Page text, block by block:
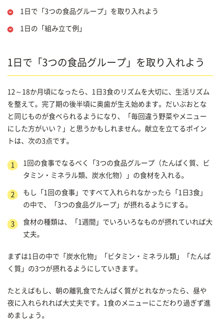
1日で「3つの食品グループ」を取り入れよう
1日の「組み立て例」
1日で「3つの食品グループ」を取り入れよう
12～18か月頃になったら、1日3食のリズムを大切に、生活リズム
を整えて。完了期の後半頃に奥歯が生え始めます。だいぶおとな
と同じものが食べられるようになり、「毎回違う野菜やメニュー
にした方がいい？」と思うかもしれません。献立を立てるポイン
トは、次の3点です。
1回の食事でなるべく「3つの食品グループ（たんぱく質、ビ
タミン・ミネラル類、炭水化物）」の食材を入れる。
もし「1回の食事」ですべて入れられなかったら「1日3食」
の中で、「3つの食品グループ」が摂れるようにする。
食材の種類は、「1週間」でいろいろなものが摂れていれば大
丈夫。
まずは1日の中で「炭水化物」「ビタミン・ミネラル類」「たんぱ
く質」の3つが摂れるようにしていきます。
たとえばもし、朝の離乳食でたんぱく質がとれなかったら、昼や
夜に入れられれば大丈夫です。1食のメニューにこだわり過ぎず進
めましょう。